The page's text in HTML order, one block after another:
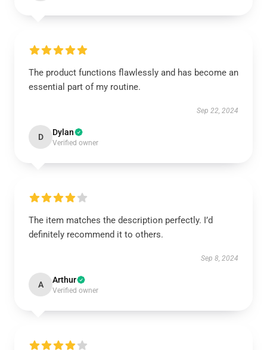
The product functions flawlessly and has become an
essential part of my routine.
Sep 22, 2024
D Dylan
Verified owner
The item matches the description perfectly. I’d
definitely recommend it to others.
Sep 8, 2024
A Arthur
Verified owner